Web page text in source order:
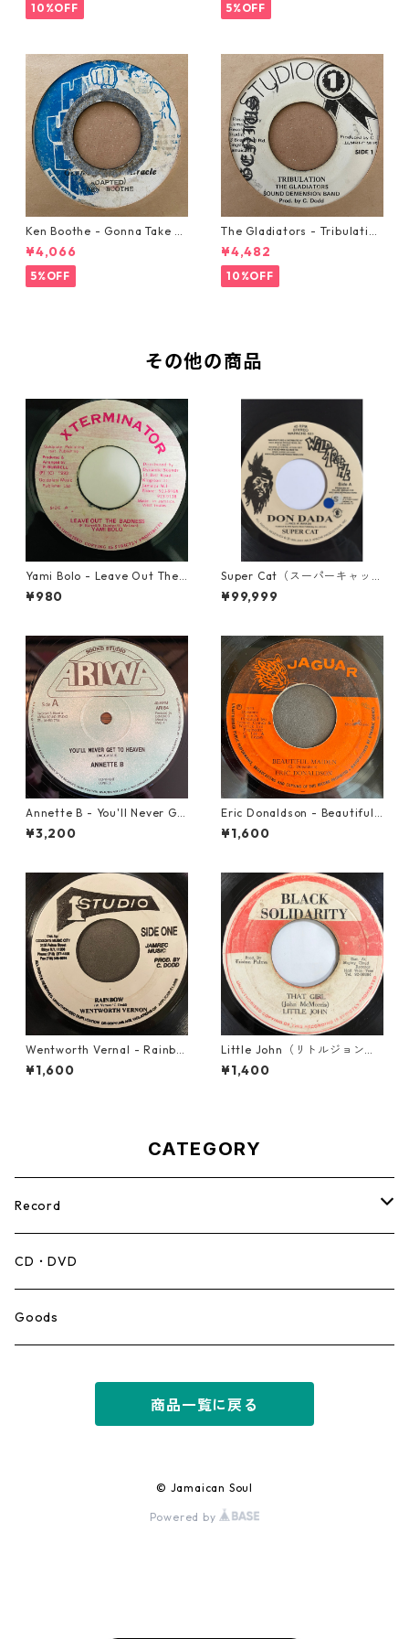
10%OFF 5%OFF
Ken Boothe - Gonna Take A
Miracle【7-21362】
¥4,066
5%OFF
The Gladiators - Tribulation
【7-21365】
¥4,482
10%OFF
その他の商品
Yami Bolo - Leave Out The
Badness 【7-10916】
¥980
Super Cat（スーパーキャッ
ト） - Don Dada【7inch】
¥99,999
Annette B - You'll Never Ge
t To Heaven【12-50058】
¥3,200
Eric Donaldson - Beautiful
Maiden【7-21788】
¥1,600
Wentworth Vernal - Rainbo
w【7-21940】
¥1,600
Little John（リトルジョン）
- That Girl 【7-20045】
¥1,400
CATEGORY
Record
Mento,Calypso,Ballad
Ska
CD・DVD
Goods
商品一覧に戻る
© Jamaican Soul
Powered by